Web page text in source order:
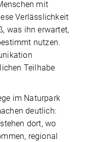
mit
Verlässlichkeit
was ihn erwartet,
nutzen.
Teilhabe
im Naturpark
deutlich:
dort, wo
regional